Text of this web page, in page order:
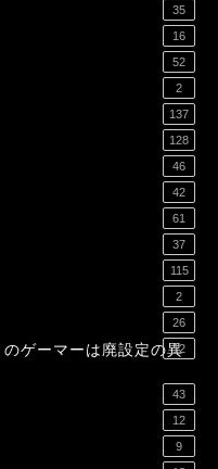
35
16
52
2
137
128
46
42
61
37
115
2
26
ゲーマーは廃設定の異
12
43
12
9